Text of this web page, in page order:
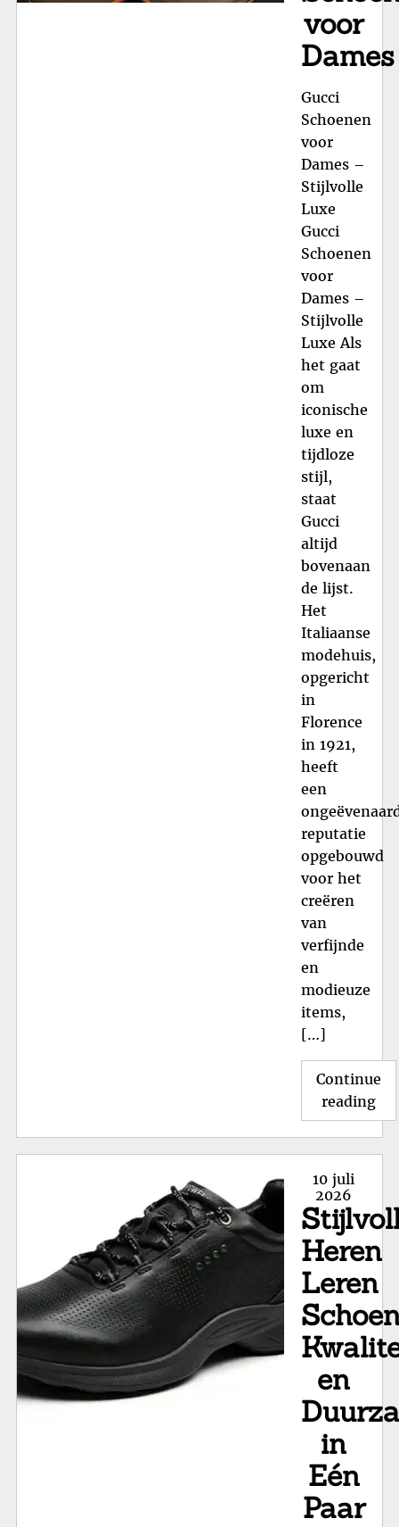
voor
Dames
Gucci
Schoenen
voor
Dames –
Stijlvolle
Luxe
Gucci
Schoenen
voor
Dames –
Stijlvolle
Luxe Als
het gaat
om
iconische
luxe en
tijdloze
stijl,
staat
Gucci
altijd
bovenaan
de lijst.
Het
Italiaanse
modehuis,
opgericht
in
Florence
in 1921,
heeft
een
reputatie
opgebouwd
voor het
creëren
van
verfijnde
en
modieuze
items,
[…]
Continue
reading
Posted
on
10 juli
2026
Heren
Leren
en
in
Eén
Paar